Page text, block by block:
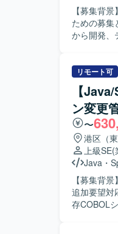
【募集背
ための募集となります。 【作業内容】 顧
から開発、
す。チー
組める方が望ましいです。 【ポジ
ることが
設計から
きます。 【開発環境】 Java、SpringBoot（またはspring）、JavaScript、SQLを用いたWebア
プリケー
す。
リモート可
【
ン変更
〜
港区（
上級SE(
Java ・
【募集背
追加要望対応
存COBOL